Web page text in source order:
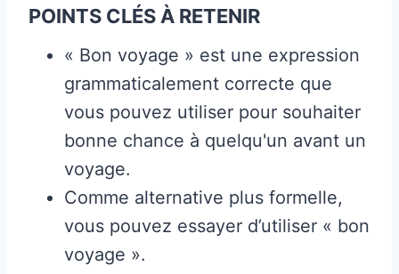
POINTS CLÉS À RETENIR
« Bon voyage » est une expression
grammaticalement correcte que
vous pouvez utiliser pour souhaiter
bonne chance à quelqu'un avant un
voyage.
Comme alternative plus formelle,
vous pouvez essayer d’utiliser « bon
voyage ».